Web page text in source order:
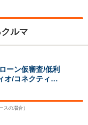
全高
1.86m
全長
4.74m
全高
ルマ
ン仮審査/低利
オ/コネクティッ
パノラマムーン
車香/登録済未
スの場合）